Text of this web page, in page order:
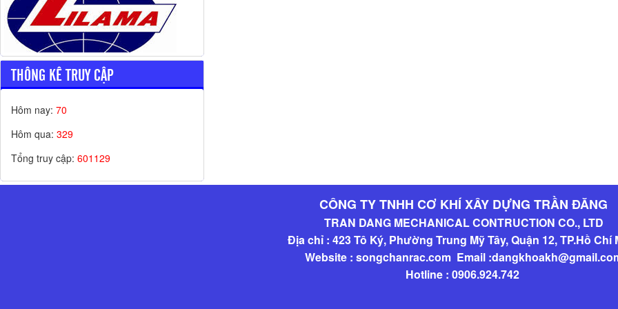
THÔNG KÊ TRUY CẬP
Hôm nay: 70
Hôm qua: 329
Tổng truy cập: 601129
CÔNG TY TNHH CƠ KHÍ XÂY DỰNG TRẦN ĐĂNG
TRAN DANG MECHANICAL CONTRUCTION CO., LTD
Địa chỉ : 423 Tô Ký, Phường Trung Mỹ Tây, Quận 12, TP.Hồ Chí
Website : songchanrac.com Email
Hotline : 0906.924.742